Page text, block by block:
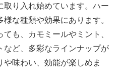
り入れ始めています。ハー
な種類や効果にあります。
も、カモミールやミント、
など、多彩なラインナップが
味わい、効能が楽しめま